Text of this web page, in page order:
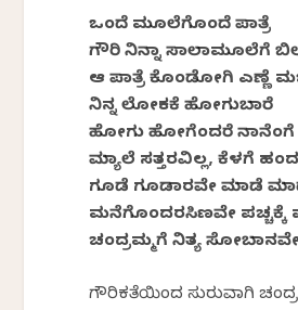
ಒಂದೆ ಮೂಲೆಗೊಂದೆ ಪಾತ್ರೆ
ಗೌರಿ ನಿನ್ನಾ ಸಾಲಾಮೂಲೆಗೆ‌
ಆ ಪಾತ್ರೆ ಕೊಂಡೋಗಿ ಎಣ್ಣೆ
ನಿನ್ನ ಲೋಕಕೆ ಹೋಗುಬಾರೆ
ಹೋಗು ಹೋಗೆಂದರೆ
ಮ್ಯಾಲೆ ಸತ್ತರವಿಲ್ಲ, ಕೆಳಗೆ
ಗೂಡೆ ಗೂಡಾರವೇ ಮಾಡೆ
ಮನೆಗೊಂದರಸಿಣವೇ ಪಚ್ಚಕ್ಕೆ
ಚಂದ್ರಮ್ಮಗೆ ನಿತ್ಯ
ಗೌರಿಕತೆಯಿಂದ ಸುರುವಾಗಿ